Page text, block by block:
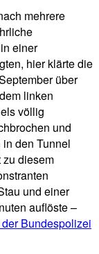
mehrere
einer
hier klärte die
über
linken
völlig
und
den Tunnel
zu diesem
und einer
auflöste –
Bundespolizei